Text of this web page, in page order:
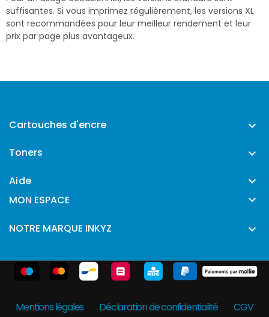
suffisantes. Si vous imprimez régulièrement, les versions XL
sont recommandées pour leur meilleur rendement et leur
prix par page plus avantageux.
Cartouches d'encre 
Toners 
Aide 
MON ESPACE 
NOTRE MARQUE INKYZ 
Mentions légales Déclaration de confidentialité CGV